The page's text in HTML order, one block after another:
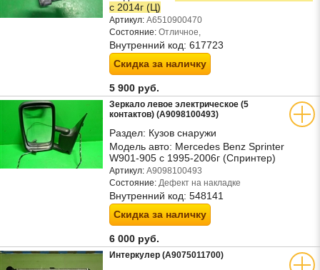
с 2014г (Ц)
Артикул: A6510900470
Состояние: Отличное,
Внутренний код: 617723
Скидка за наличку
5 900 руб.
Зеркало левое электрическое (5
контактов) (A9098100493)
Раздел: Кузов снаружи
Модель авто: Mercedes Benz Sprinter
W901-905 с 1995-2006г (Спринтер)
Артикул: A9098100493
Состояние: Дефект на накладке
Внутренний код: 548141
Скидка за наличку
6 000 руб.
Интеркулер (A9075011700)